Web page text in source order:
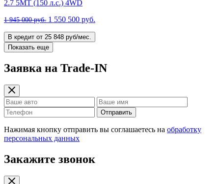
2.7 5MT (150 л.с.) 4WD
1 945 000 руб. 1 550 500 руб.
В кредит от 25 848 руб/мес.
Показать еще
Заявка на Trade-IN
Отправить
Нажимая кнопку отправить вы соглашаетесь на обработку
персональных данных
Закажите звонок